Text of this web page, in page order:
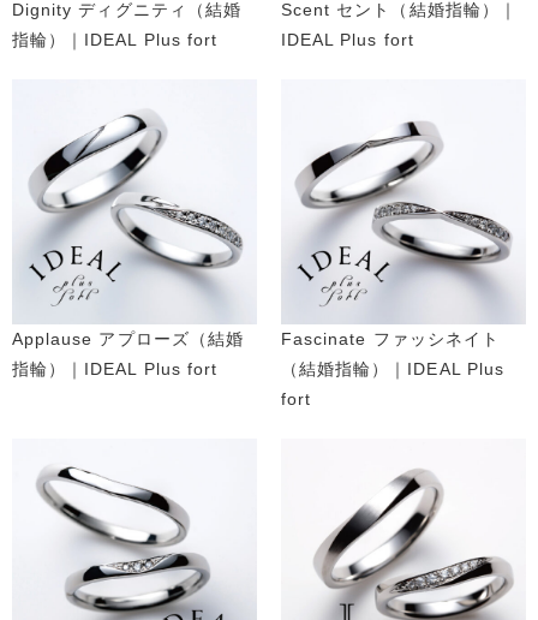
Dignity ディグニティ（結婚
指輪）｜IDEAL Plus fort
Scent セント（結婚指輪）｜
IDEAL Plus fort
Applause アプローズ（結婚
指輪）｜IDEAL Plus fort
Fascinate ファッシネイト
（結婚指輪）｜IDEAL Plus
fort